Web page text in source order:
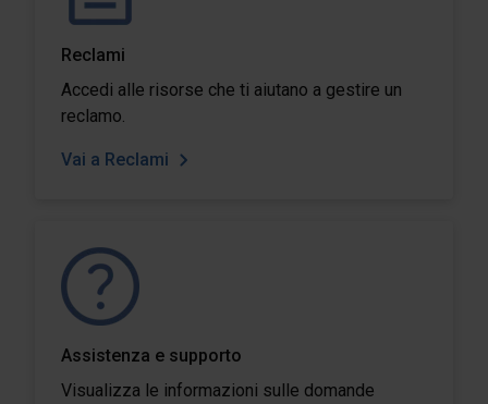
Reclami
Accedi alle risorse che ti aiutano a gestire un
reclamo.
Vai a Reclami
Assistenza e supporto
Visualizza le informazioni sulle domande